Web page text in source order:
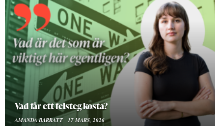
Vad får ett felsteg kosta?
AMANDA BARRATT 17 MARS, 2026